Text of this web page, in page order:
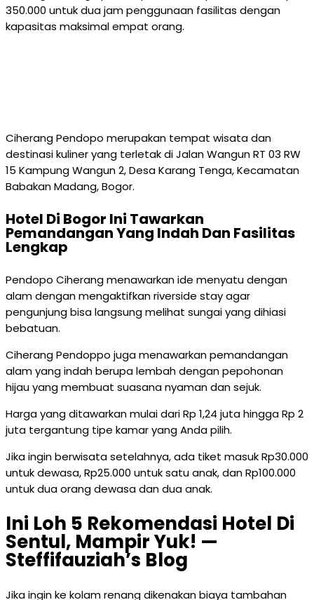
350.000 untuk dua jam penggunaan fasilitas dengan
kapasitas maksimal empat orang.
Ciherang Pendopo merupakan tempat wisata dan
destinasi kuliner yang terletak di Jalan Wangun RT 03 RW
15 Kampung Wangun 2, Desa Karang Tenga, Kecamatan
Babakan Madang, Bogor.
Hotel Di Bogor Ini Tawarkan
Pemandangan Yang Indah Dan Fasilitas
Lengkap
Pendopo Ciherang menawarkan ide menyatu dengan
alam dengan mengaktifkan riverside stay agar
pengunjung bisa langsung melihat sungai yang dihiasi
bebatuan.
Ciherang Pendoppo juga menawarkan pemandangan
alam yang indah berupa lembah dengan pepohonan
hijau yang membuat suasana nyaman dan sejuk.
Harga yang ditawarkan mulai dari Rp 1,24 juta hingga Rp 2
juta tergantung tipe kamar yang Anda pilih.
Jika ingin berwisata setelahnya, ada tiket masuk Rp30.000
untuk dewasa, Rp25.000 untuk satu anak, dan Rp100.000
untuk dua orang dewasa dan dua anak.
Ini Loh 5 Rekomendasi Hotel Di
Sentul, Mampir Yuk! —
Steffifauziah’s Blog
Jika ingin ke kolam renang dikenakan biaya tambahan